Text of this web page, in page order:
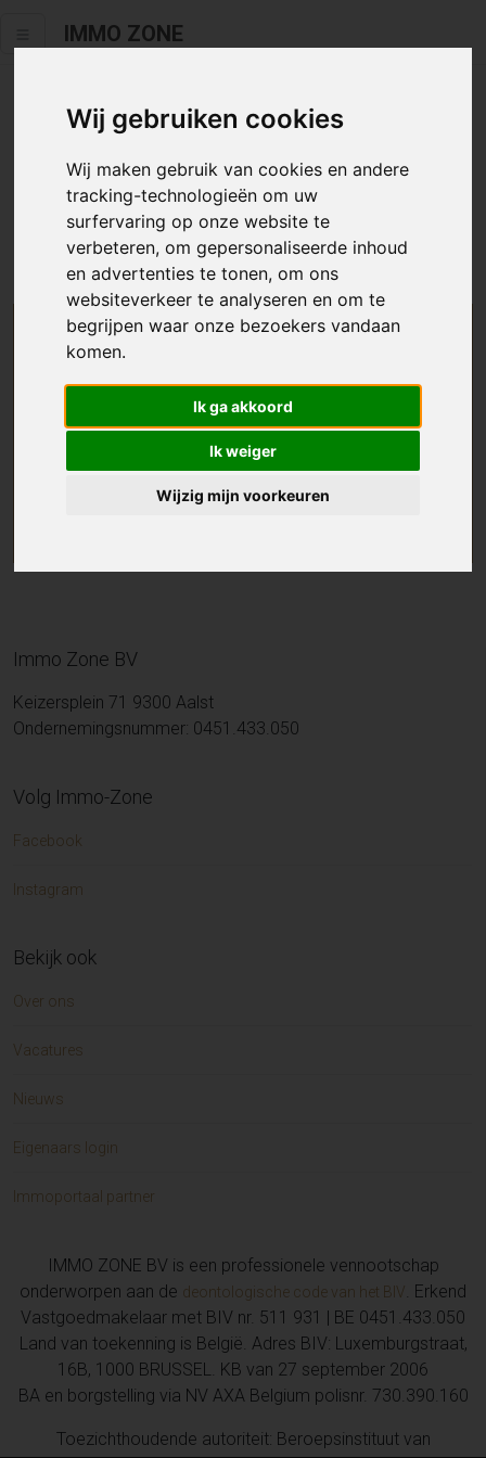
Wij gebruiken cookies
Wij maken gebruik van cookies en andere
tracking-technologieën om uw
surfervaring op onze website te
verbeteren, om gepersonaliseerde inhoud
en advertenties te tonen, om ons
websiteverkeer te analyseren en om te
begrijpen waar onze bezoekers vandaan
komen.
Ik ga akkoord
Ik weiger
Wijzig mijn voorkeuren
IMMO ZONE
Helaas staat dit zoekertje niet
meer online.
Neem zeker een kijkje in ons aanbod te koop
We helpen u graag zoeken
Maak hier een zoekprofiel aan en we houden u op
de hoogte van passend aanbod.
Immo Zone BV
Keizersplein 71 9300 Aalst
Ondernemingsnummer: 0451.433.050
Volg Immo-Zone
Facebook
Instagram
Bekijk ook
Over ons
Vacatures
Nieuws
Eigenaars login
Immoportaal partner
IMMO ZONE BV is een professionele vennootschap
onderworpen aan de deontologische code van het BIV. Erkend
Vastgoedmakelaar met BIV nr. 511 931 | BE 0451.433.050
Land van toekenning is België. Adres BIV: Luxemburgstraat,
16B, 1000 BRUSSEL. KB van 27 september 2006
BA en borgstelling via NV AXA Belgium polisnr. 730.390.160
Toezichthoudende autoriteit: Beroepsinstituut van